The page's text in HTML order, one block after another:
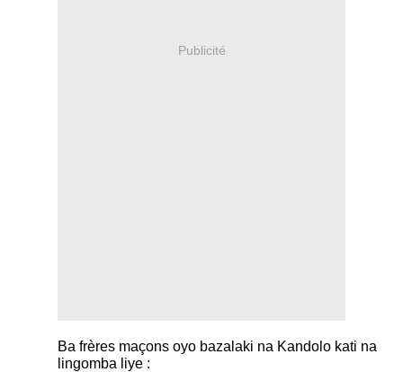
Publicité
Ba frères maçons oyo bazalaki na Kandolo kati na
lingomba liye :